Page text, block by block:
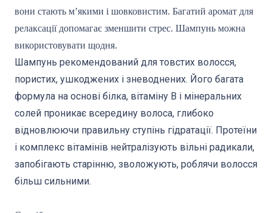
вони стають м’якими і шовковистим. Багатий аромат для
релаксації допомагає зменшити стрес. Шампунь можна
використовувати щодня.
Шампунь рекомендований для товстих волосся,
пористих, ушкоджених і зневоднених. Його багата
формула на основі білка, вітаміну В і мінеральних
солей проникає всередину волоса, глибоко
відновлюючи правильну ступінь гідратації. Протеїни
і комплекс вітамінів нейтралізують вільні радикали,
запобігають старінню, зволожують, роблячи волосся
більш сильними.